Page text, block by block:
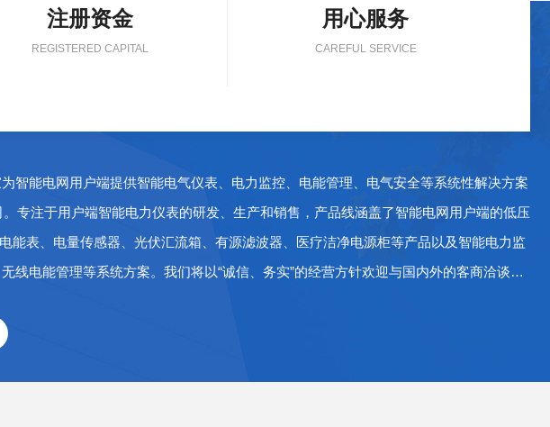
注册资金
REGISTERED CAPITAL
用心服务
CAREFUL SERVICE
能电网用户端提供智能电气仪表、电力监控、电能管理、电气安全等系统性解决方案
专注于用户端智能电力仪表的研发、生产和销售，产品线涵盖了智能电网用户端的低压
表、电量传感器、光伏汇流箱、有源滤波器、医疗洁净电源柜等产品以及智能电力监
电能管理等系统方案。我们将以“诚信、务实”的经营方针欢迎与国内外的客商洽谈合